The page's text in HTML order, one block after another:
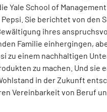
Yale School of
Sie berichtet von den
ihres
Familie einhergingen,
zu einem nachhaltigen
zu machen. Und sie
in der Zukunft
Vereinbarkeit von Beruf